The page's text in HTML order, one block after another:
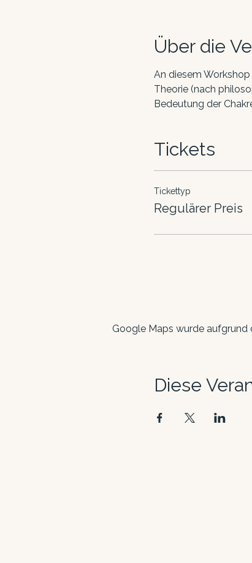
Über die
An diesem
Theorie (nach
Bedeutung der
Tickets
Tickettyp
Regulärer Preis
Google Maps wurde
Diese